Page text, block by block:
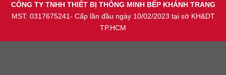
CÔNG TY TNHH THIẾT BỊ THÔNG MINH BẾP KHÁNH TRANG
MST: 0317675241- Cấp lần đầu ngày 10/02/2023 tại sở KH&DT
TP.HCM